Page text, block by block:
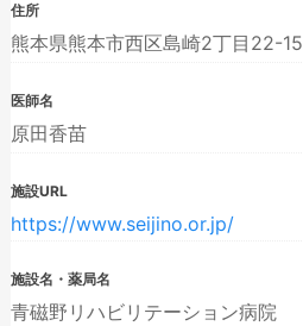
住所
熊本県熊本市西区島崎2丁目22-15
医師名
原田香苗
施設URL
https://www.seijino.or.jp/
施設名・薬局名
青磁野リハビリテーション病院